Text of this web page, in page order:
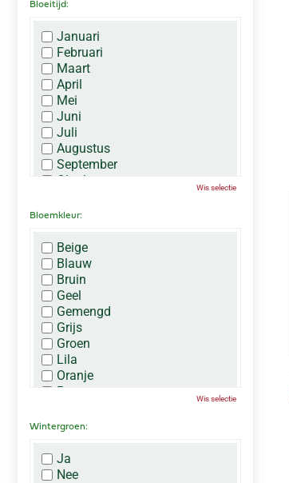
Bloeitijd:
Januari
Februari
Maart
April
Mei
Juni
Juli
Augustus
September
Oktober
December
Wis selectie
Bloemkleur:
Beige
Blauw
Bruin
Geel
Gemengd
Grijs
Groen
Lila
Oranje
Paars
Roze
Zwart
Wis selectie
Wintergroen:
Ja
Nee